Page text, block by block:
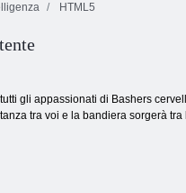
HTML5
gli appassionati di Bashers
tra voi e la bandiera sorgerà